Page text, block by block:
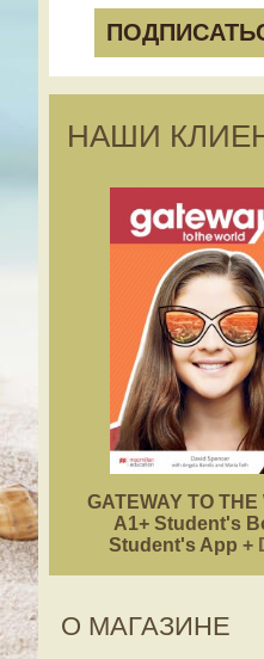
НАШИ
GATEWAY TO THE
A1+ Student's
Student's App +
О МАГАЗИНЕ